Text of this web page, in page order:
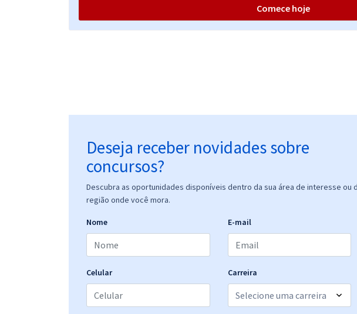
Comece hoje
Deseja receber novidades sobre
concursos?
Descubra as oportunidades disponíveis dentro da sua área de interesse ou
região onde você mora.
Nome E-mail
Celular Carreira